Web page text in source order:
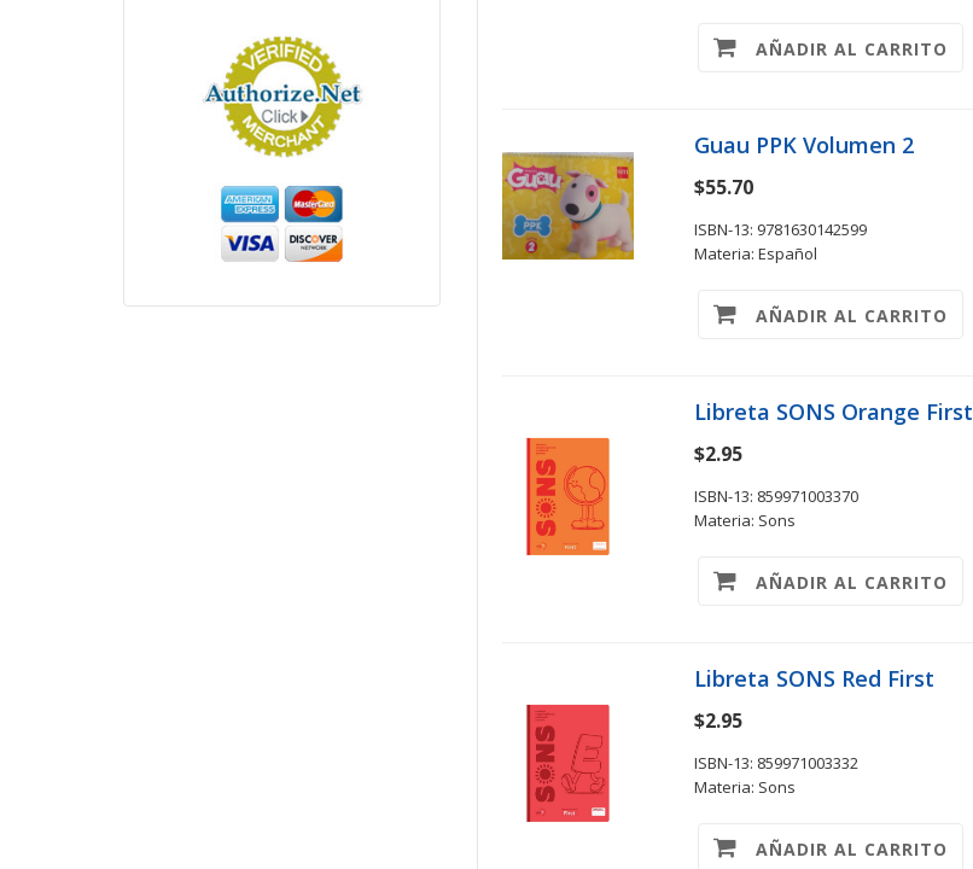
AÑADIR AL CARRITO
Guau PPK Volumen 2
$55.70
ISBN-13: 9781630142599
Materia: Español
AÑADIR AL CARRITO
Libreta SONS Orange First
$2.95
ISBN-13: 859971003370
Materia: Sons
AÑADIR AL CARRITO
Libreta SONS Red First
$2.95
ISBN-13: 859971003332
Materia: Sons
AÑADIR AL CARRITO